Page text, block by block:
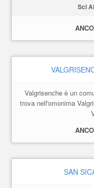
Sci
Valgrisenche è un
trova nell'omonima
SAN